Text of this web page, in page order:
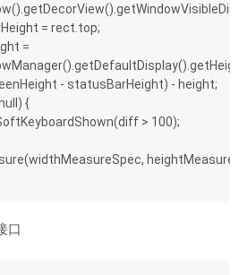
= rect.top;
= (screenHeight - statusBarHeight) - height;
null) {
> 100);
口